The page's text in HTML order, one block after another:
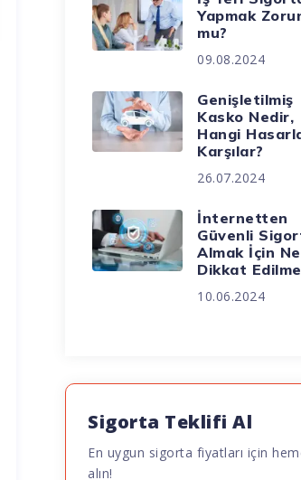
Yapmak
mu?
09.08.2024
Genişletilmiş
Kasko Nedir,
Hangi
Karşılar?
26.07.2024
İnternetten
Güvenli
Almak İçin
Dikkat
10.06.2024
Sigorta Teklifi Al
En uygun sigorta fiyatları için
alın!